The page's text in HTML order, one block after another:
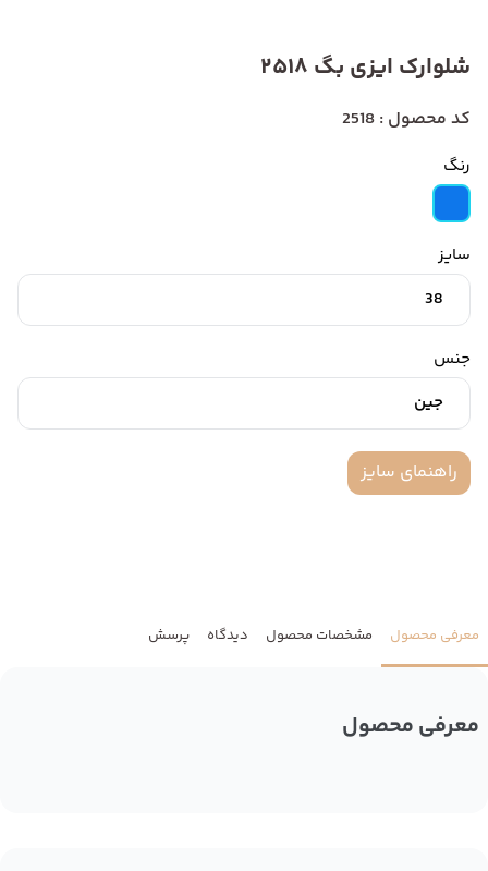
شلوارک ایزی بگ 2518
کد محصول : 2518
رنگ
سایز
38
جنس
جین
راهنمای سایز
معرفی محصول مشخصات محصول دیدگاه پرسش
معرفی محصول